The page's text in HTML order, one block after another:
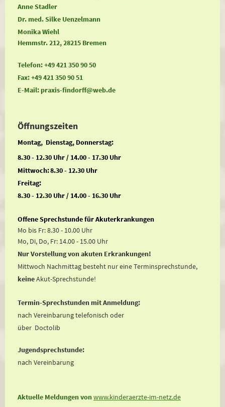
Anne Stadler
Dr. med. Silke Uenzelmann
Monika Wiehl
Hemmstr. 212, 28215 Bremen
Telefon: +49 421 350 90 50
Fax: +49 421 350 90 51
E-Mail: praxis-findorff@web.de
Öffnungszeiten
Montag, Dienstag, Donnerstag:
8.30 - 12.30 Uhr / 14.00 - 17.30 Uhr
Mittwoch:8.30 - 12.30 Uhr
Freitag:
8.30 - 12.30 Uhr / 14.00 - 16.30 Uhr
Offene Sprechstunde für Akuterkrankungen
Mo bis Fr: 8.30 - 10.00 Uhr
Mo, Di, Do, Fr: 14.00 - 15.00 Uhr
Nur Vorstellung von akuten Erkrankungen!
Mittwoch Nachmittag besteht nur eine Terminsprechstunde,
keineAkut-Sprechstunde!
Termin-Sprechstunden mit Anmeldung:
nach Vereinbarung telefonisch oder
über Doctolib
Jugendsprechstunde:
nach Vereinbarung
Aktuelle Meldungen vonwww.kinderaerzte-im-netz.de